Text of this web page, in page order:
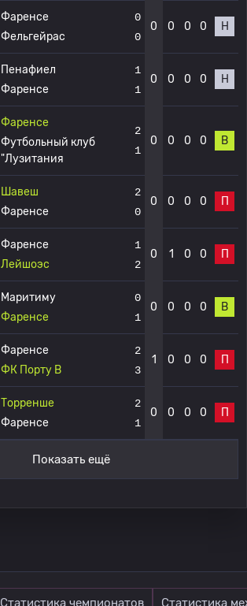
Фаренсе
Фельгейрас
0
0
0 0 0 0 Н
Пенафиел
Фаренсе
1
1
0 0 0 0 Н
Фаренсе
Футбольный клуб
"Лузитания
2
1
0 0 0 0 В
Шавеш
Фаренсе
2
0
0 0 0 0 П
Фаренсе
Лейшоэс
1
2
0 1 0 0 П
Маритиму
Фаренсе
0
1
0 0 0 0 В
Фаренсе
ФК Порту B
2
3
1 0 0 0 П
Торренше
Фаренсе
2
1
0 0 0 0 П
Показать ещё
Статистика чемпионатов Статистика